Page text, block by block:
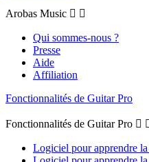
Arobas Music  
Qui sommes-nous ?
Presse
Aide
Affiliation
Fonctionnalités de Guitar Pro
Fonctionnalités de Guitar Pro 
Logiciel pour apprendre